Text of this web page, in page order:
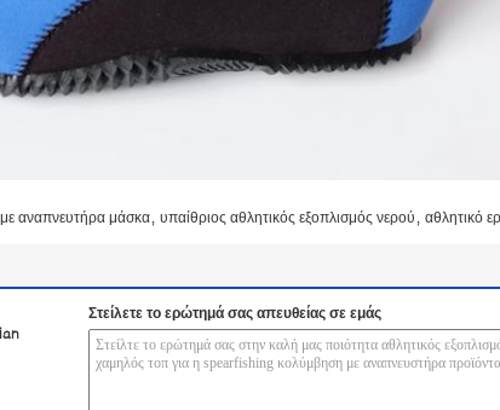
αναπνευτήρα μάσκα υπαίθριος αθλητικός εξοπλισμός νερού αθλητικό
Στείλετε το ερώτημά σας απευθείας σε εμάς